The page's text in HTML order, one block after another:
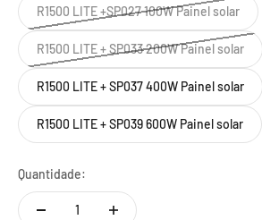
R1500 LITE +SP027 100W Painel solar
R1500 LITE + SP033 200W Painel solar
R1500 LITE + SP037 400W Painel solar
R1500 LITE + SP039 600W Painel solar
Quantidade: